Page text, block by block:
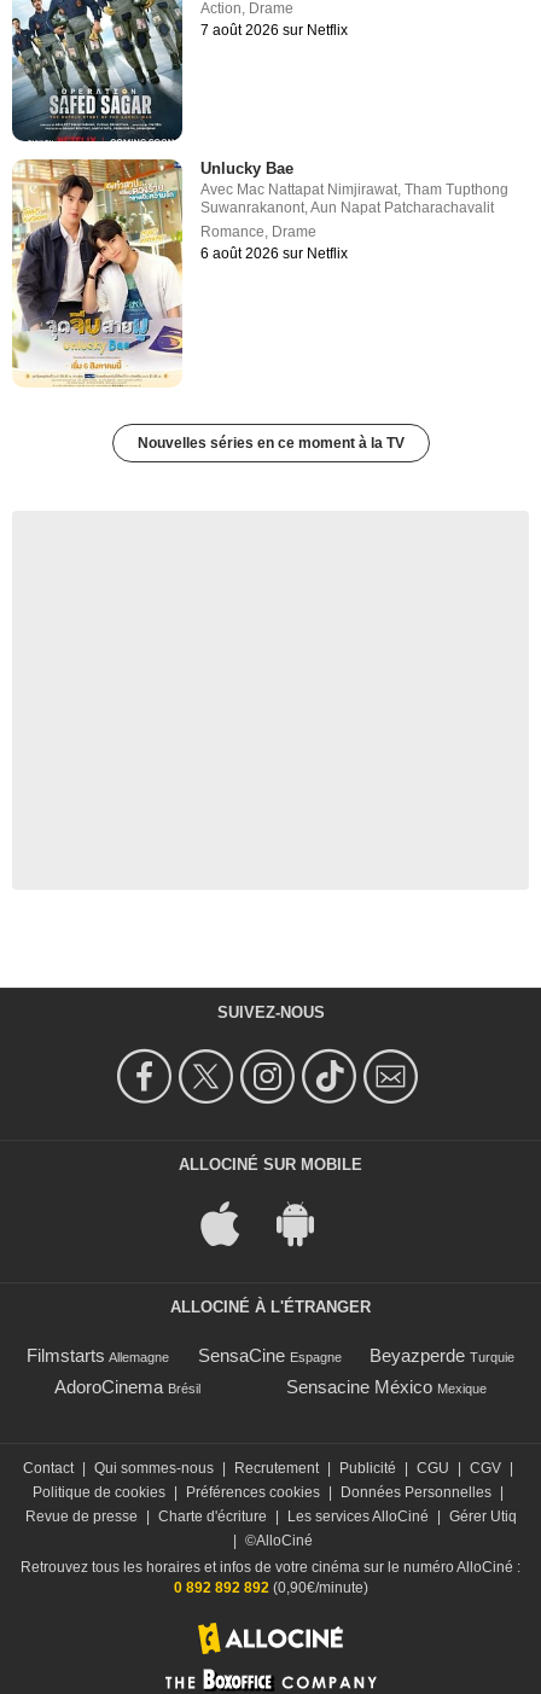
Action, Drame
7 août 2026 sur Netflix
Unlucky Bae
Avec Mac Nattapat Nimjirawat,Tham Tupthong
Suwanrakanont,Aun Napat Patcharachavalit
Romance, Drame
6 août 2026 sur Netflix
Nouvelles séries en ce moment à la TV
SUIVEZ-NOUS
ALLOCINÉ SUR MOBILE
ALLOCINÉ À L'ÉTRANGER
Filmstarts Allemagne SensaCine Espagne Beyazperde Turquie
AdoroCinema Brésil Sensacine México Mexique
Contact | Qui sommes-nous | Recrutement | Publicité | CGU | CGV |
Politique de cookies | Préférences cookies | Données Personnelles |
Revue de presse
| Charte d'écriture | Les services AlloCiné | Gérer Utiq
| ©AlloCiné
Retrouvez tous les horaires et infos de votre cinéma sur le numéro AlloCiné :
0 892 892 892 (0,90€/minute)